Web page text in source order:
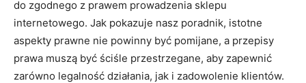
do zgodnego z prawem prowadzenia sklepu
internetowego. Jak pokazuje nasz poradnik, istotne
aspekty prawne nie powinny być pomijane, a przepisy
prawa muszą być ściśle przestrzegane, aby zapewnić
zarówno legalność działania, jak i zadowolenie klientów.